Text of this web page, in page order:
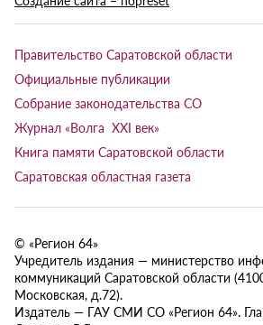
Правительство Саратовской области
Официальные публикации
Собрание законодательства СО
Журнал «Волга XXI век»
Книга памяти Саратовской области
Саратовская областная газета
© «Регион 64»
Учредитель издания — министерство
коммуникаций Саратовской области
Московская, д.72).
Издатель — ГАУ СМИ СО «Регион 64».